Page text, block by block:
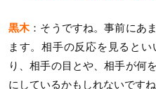
黒木：そうですね。事前にあ
ます。相手の反応を見ると
り、相手の目とや、相手が何
にしているかもしれないですね